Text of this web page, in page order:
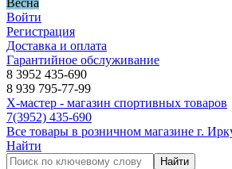
Весна
Войти
Регистрация
Доставка и оплата
Гарантийное обслуживание
8 3952 435-690
8 939 795-77-99
Х-мастер - магазин спортивных товаров
7(3952) 435-690
Все товары в розничном магазине г.
Найти
Найти